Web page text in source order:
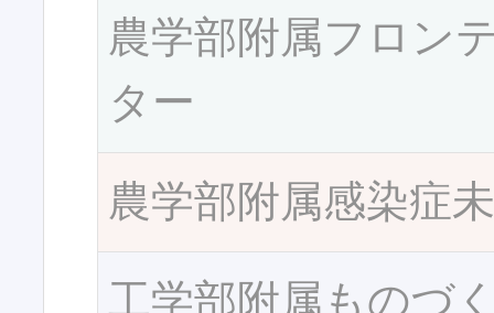
農学部附属フロン
ター
農学部附属感染症
工学部附属ものづ